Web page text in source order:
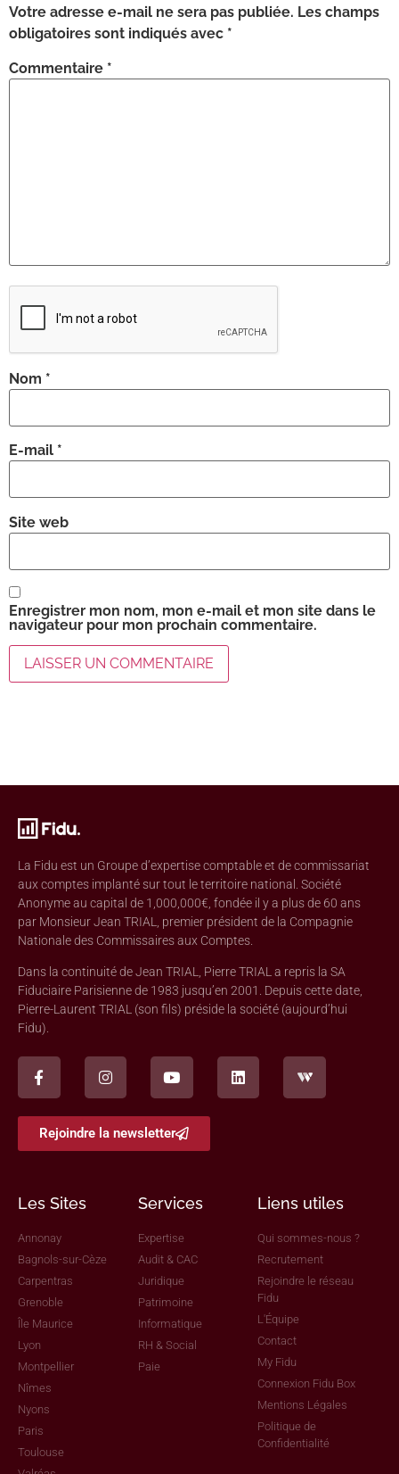
Votre adresse e-mail ne sera pas publiée. Les champs
obligatoires sont indiqués avec *
Commentaire *
Nom *
E-mail *
Site web
Enregistrer mon nom, mon e-mail et mon site dans le
navigateur pour mon prochain commentaire.
La Fidu est un Groupe d’expertise comptable et de commissariat
aux comptes implanté sur tout le territoire national. Société
Anonyme au capital de 1,000,000€, fondée il y a plus de 60 ans
par Monsieur Jean TRIAL, premier président de la Compagnie
Nationale des Commissaires aux Comptes.
Dans la continuité de Jean TRIAL, Pierre TRIAL a repris la SA
Fiduciaire Parisienne de 1983 jusqu’en 2001. Depuis cette date,
Pierre-Laurent TRIAL (son fils) préside la société (aujourd’hui
Fidu).
Rejoindre la newsletter
Les Sites
Annonay
Bagnols-sur-Cèze
Carpentras
Grenoble
Île Maurice
Lyon
Montpellier
Nîmes
Nyons
Paris
Toulouse
Services
Expertise
Audit & CAC
Juridique
Patrimoine
Informatique
RH & Social
Paie
Liens utiles
Qui sommes-nous ?
Recrutement
Rejoindre le réseau
Fidu
L'Équipe
Contact
My Fidu
Connexion Fidu Box
Mentions Légales
Politique de
Confidentialité